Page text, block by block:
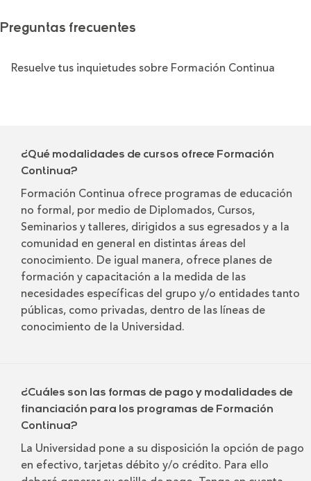
Preguntas frecuentes
Resuelve tus inquietudes sobre Formación Continua
¿Qué modalidades de cursos ofrece Formación
Continua?
Formación Continua ofrece programas de educación
no formal, por medio de Diplomados, Cursos,
Seminarios y talleres, dirigidos a sus egresados y a la
comunidad en general en distintas áreas del
conocimiento. De igual manera, ofrece planes de
formación y capacitación a la medida de las
necesidades específicas del grupo y/o entidades tanto
públicas, como privadas, dentro de las líneas de
conocimiento de la Universidad.
¿Cuáles son las formas de pago y modalidades de
financiación para los programas de Formación
Continua?
La Universidad pone a su disposición la opción de pago
en efectivo, tarjetas débito y/o crédito. Para ello